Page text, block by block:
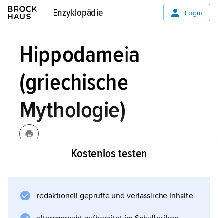
Enzyklopädie
Enzyklopädie Login
Hippodameia
(griechische
Mythologie)
Hippodameia, griechische
Tochter des Königs Oinomaos von Pisa in Elis.
Kostenlos testen
redaktionell geprüfte und verlässliche Inhalte